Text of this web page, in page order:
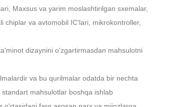
Maxsus va yarim moslashtirilgan sxemalar,
chiplar va avtomobil IC'lari, mikrokontroller,
dizaynini o'zgartirmasdan mahsulotni
va bu qurilmalar odatda bir nechta
mahsulotlar boshqa ishlab